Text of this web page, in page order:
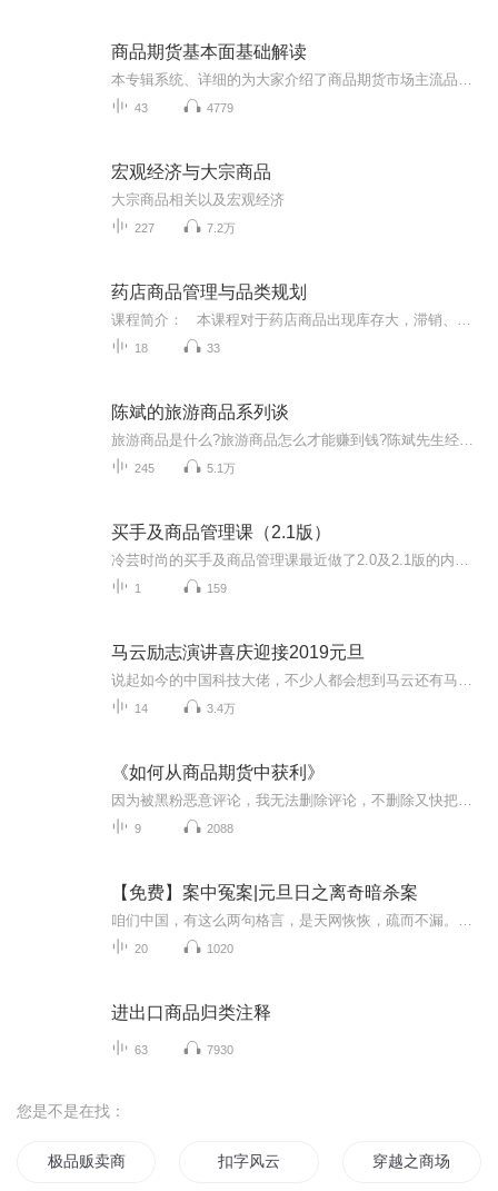
商品期货基本面基础解读
43 4779
宏观经济与大宗商品
大宗商品相关以及宏观经济
227 7.2万
药店商品管理与品类规划
18 33
陈斌的旅游商品系列谈
245 5.1万
买手及商品管理课（2.1版）
1 159
马云励志演讲喜庆迎接2019元旦
14 3.4万
《如何从商品期货中获利》
9 2088
【免费】案中冤案|元旦日之离奇暗杀案
20 1020
进出口商品归类注释
63 7930
您是不是在找：
极品贩卖商 扣字风云 穿越之商场美少女